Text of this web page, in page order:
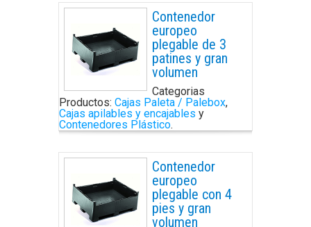
Contenedor
europeo
plegable de 3
patines y gran
volumen
Categorias
Productos: Cajas Paleta / Palebox,
Cajas apilables y encajables y
Contenedores Plástico.
Contenedor
europeo
plegable con 4
pies y gran
volumen